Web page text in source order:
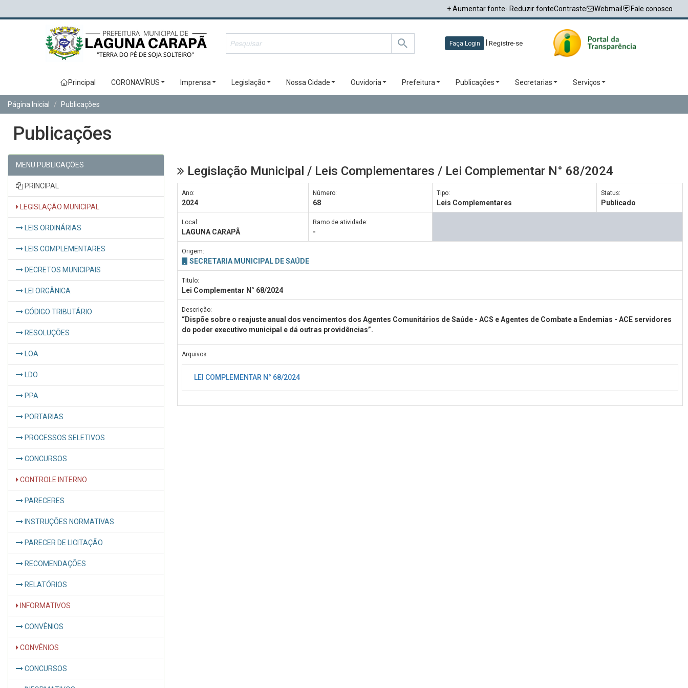
+ Aumentar fonte- Reduzir fonteContraste Webmail Fale conosco
Faça Login Registre-se
Principal CORONAVÍRUS Imprensa Legislação Nossa Cidade Ouvidoria Prefeitura Publicações Secretarias Serviços
Página Inicial Publicações
Publicações
MENU PUBLICAÇÕES
PRINCIPAL
LEGISLAÇÃO MUNICIPAL
LEIS ORDINÁRIAS
LEIS COMPLEMENTARES
DECRETOS MUNICIPAIS
LEI ORGÂNICA
CÓDIGO TRIBUTÁRIO
RESOLUÇÕES
LOA
LDO
PPA
PORTARIAS
PROCESSOS SELETIVOS
CONCURSOS
CONTROLE INTERNO
PARECERES
INSTRUÇÕES NORMATIVAS
PARECER DE LICITAÇÃO
RECOMENDAÇÕES
RELATÓRIOS
INFORMATIVOS
CONVÊNIOS
CONVÊNIOS
CONCURSOS
Legislação Municipal / Leis Complementares / Lei Complementar N° 68/2024
Ano:
2024
Número:
68
Tipo:
Leis Complementares
Status:
Publicado
Local:
LAGUNA CARAPÃ
Ramo de atividade:
-
Origem:
SECRETARIA MUNICIPAL DE SAÚDE
Titulo:
Lei Complementar N° 68/2024
Descrição:
“Dispõe sobre o reajuste anual dos vencimentos dos Agentes Comunitários de Saúde - ACS e Agentes de Combate a Endemias - ACE servidores
do poder executivo municipal e dá outras providências”.
Arquivos:
LEI COMPLEMENTAR N° 68/2024